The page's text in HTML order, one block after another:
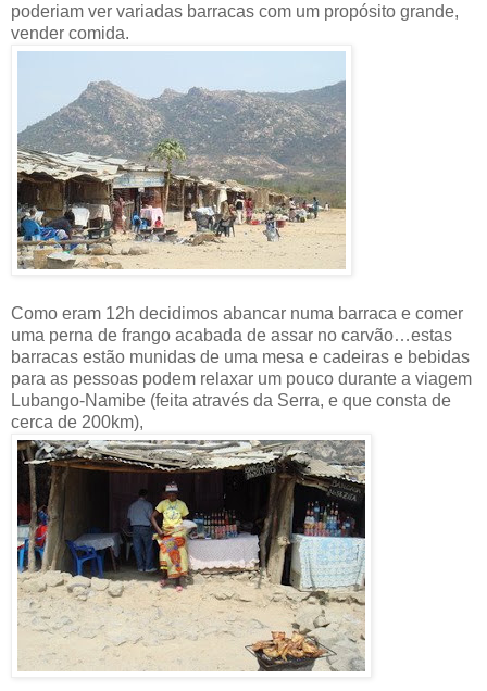
poderiam ver variadas barracas com um propósito grande,
vender comida.
Como eram 12h decidimos abancar numa barraca e comer
uma perna de frango acabada de assar no carvão…estas
barracas estão munidas de uma mesa e cadeiras e bebidas
para as pessoas podem relaxar um pouco durante a viagem
Lubango-Namibe (feita através da Serra, e que consta de
cerca de 200km),